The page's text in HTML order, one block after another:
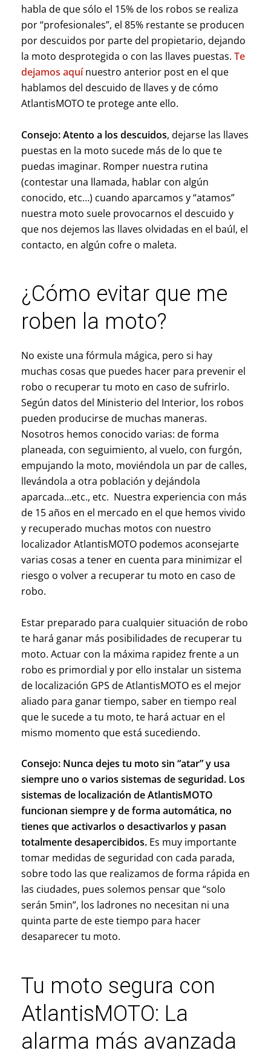
habla de que sólo el 15% de los robos se realiza
por “profesionales”, el 85% restante se producen
por descuidos por parte del propietario, dejando
la moto desprotegida o con las llaves puestas. Te
dejamos aquínuestro anterior post en el que
hablamos del descuido de llaves y de cómo
AtlantisMOTO te protege ante ello.
Consejo:Atento a los descuidos, dejarse las llaves
puestas en la moto sucede más de lo que te
puedas imaginar. Romper nuestra rutina
(contestar una llamada, hablar con algún
conocido, etc…) cuando aparcamos y “atamos”
nuestra moto suele provocarnos el descuido y
que nos dejemos las llaves olvidadas en el baúl, el
contacto, en algún cofre o maleta.
¿Cómo evitar que me
roben la moto?
No existe una fórmula mágica, pero si hay
muchas cosas que puedes hacer para prevenir el
robo o recuperar tu moto en caso de sufrirlo.
Según datos del Ministerio del Interior, los robos
pueden producirse de muchas maneras.
Nosotros hemos conocido varias: de forma
planeada, con seguimiento, al vuelo, con furgón,
empujando la moto, moviéndola un par de calles,
llevándola a otra población y dejándola
aparcada…etc., etc. Nuestra experiencia con más
de 15 años en el mercado en el que hemos vivido
y recuperado muchas motos con nuestro
localizador AtlantisMOTO podemos aconsejarte
varias cosas a tener en cuenta para minimizar el
riesgo o volver a recuperar tu moto en caso de
robo.
Estar preparado para cualquier situación de robo
te hará ganar más posibilidades de recuperar tu
moto. Actuar con la máxima rapidez frente a un
robo es primordial y por ello instalar un sistema
de localización GPS de AtlantisMOTO es el mejor
aliado para ganar tiempo, saber en tiempo real
que le sucede a tu moto, te hará actuar en el
mismo momento que está sucediendo.
Consejo: Nunca dejes tu moto sin “atar” y usa
siempre uno o varios sistemas de seguridad. Los
sistemas de localización de AtlantisMOTO
funcionan siempre y de forma automática, no
tienes que activarlos o desactivarlos y pasan
totalmente desapercibidos. Es muy importante
tomar medidas de seguridad con cada parada,
sobre todo las que realizamos de forma rápida en
las ciudades, pues solemos pensar que “solo
serán 5min”, los ladrones no necesitan ni una
quinta parte de este tiempo para hacer
desaparecer tu moto.
Tu moto segura con
AtlantisMOTO: La
alarma más avanzada